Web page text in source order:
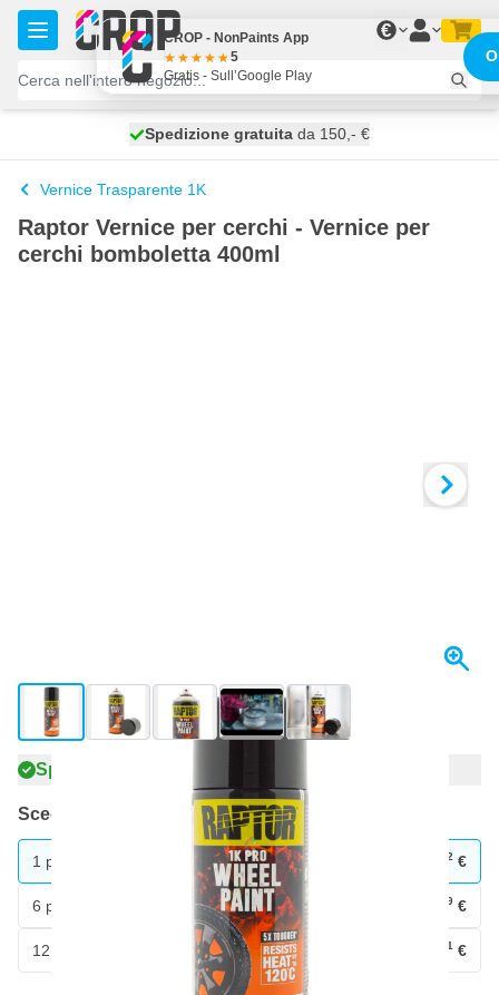
Salta al contenuto
€
spedito oggi
Spedizione gratuita da 150,- €
100 giorni
Vernice Trasparente 1K
Raptor Vernice per cerchi - Vernice per
cerchi bomboletta 400ml
View larger imageView larger imageView larger imageView larger imageView larger image
Spedito oggi
Scegli un numero
1 pezzo 12 €
6 pezzi RISPARMIA IL 3% 69 €
12 pezzi RISPARMIA IL 5% 41 €
CROP - NonPaints App
5
Gratis - Sull’Google Play